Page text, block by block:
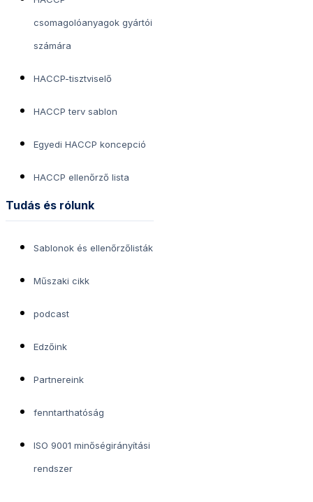
csomagolóanyagok gyártói
számára
HACCP-tisztviselő
HACCP terv sablon
Egyedi HACCP koncepció
HACCP ellenőrző lista
Tudás és rólunk
Sablonok és ellenőrzőlisták
Műszaki cikk
podcast
Edzőink
Partnereink
fenntarthatóság
ISO 9001 minőségirányítási
rendszer